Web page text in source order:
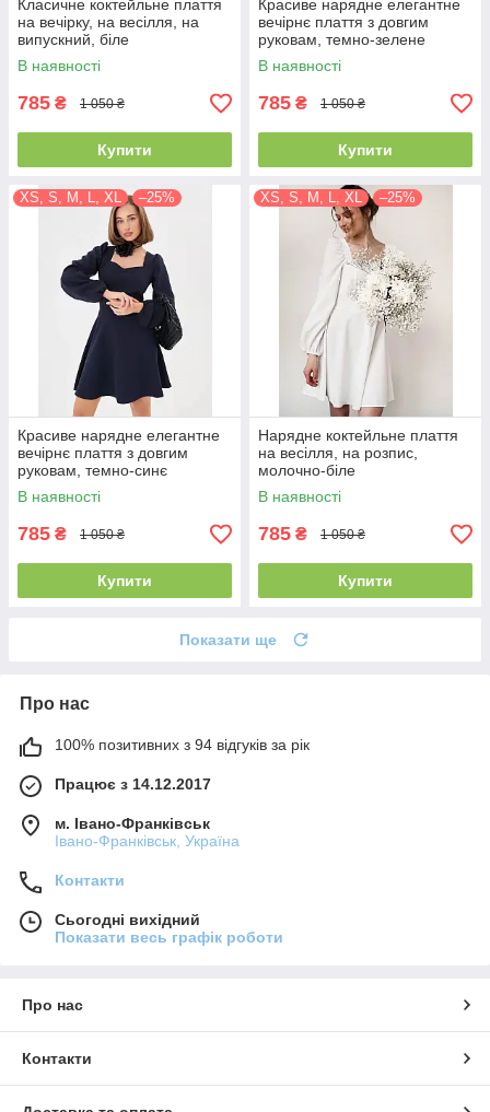
Класичне коктейльне плаття
на вечірку, на весілля, на
випускний, біле
В наявності
785 ₴ 1 050 ₴
Купити
Красиве нарядне елегантне
вечірнє плаття з довгим
руковам, темно-зелене
В наявності
785 ₴ 1 050 ₴
Купити
XS, S, M, L, XL –25%
Красиве нарядне елегантне
вечірнє плаття з довгим
руковам, темно-синє
В наявності
785 ₴ 1 050 ₴
Купити
XS, S, M, L, XL –25%
Нарядне коктейльне плаття
на весілля, на розпис,
молочно-біле
В наявності
785 ₴ 1 050 ₴
Купити
Показати ще
Про нас
100% позитивних з 94 відгуків за рік
Працює з 14.12.2017
м. Івано-Франківськ
Івано-Франківськ, Україна
Контакти
Сьогодні вихідний
Показати весь графік роботи
Про нас
Контакти